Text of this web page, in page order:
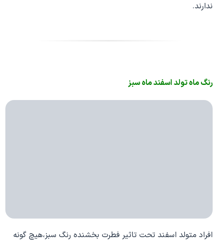
ندارند.
رنگ ماه تولد اسفند ماه سبز
افراد متولد اسفند تحت تاثیر فطرت بخشنده رنگ سبز،هیچ گونه